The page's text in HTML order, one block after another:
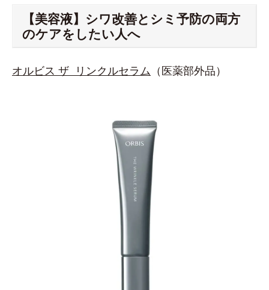
【美容液】シワ改善とシミ予防の両方
のケアをしたい人へ
オルビス ザ リンクルセラム （医薬部外品）